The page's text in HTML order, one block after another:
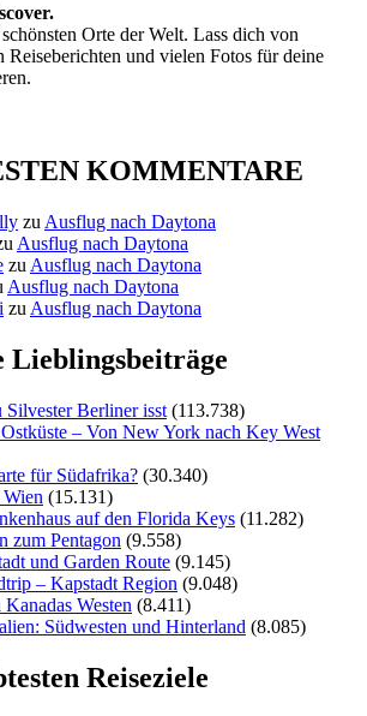
Orte der Welt. Lass dich von
Reiseberichten und vielen Fotos für deine
KOMMENTARE
zu Ausflug nach Daytona
Ausflug nach Daytona
zu Ausflug nach Daytona
Ausflug nach Daytona
zu Ausflug nach Daytona
Lieblingsbeiträge
Silvester Berliner isst (113.738)
– Von New York nach Key West
für Südafrika? (30.340)
(15.131)
auf den Florida Keys (11.282)
zum Pentagon (9.558)
und Garden Route (9.145)
– Kapstadt Region (9.048)
Westen (8.411)
Südwesten und Hinterland (8.085)
Reiseziele